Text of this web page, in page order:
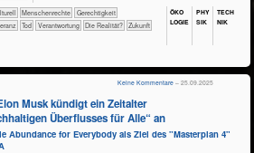
​​​​​​​Menschenrechte
​​​​Gerechtigkeit
​​Tod ​​Verantwortung ​Die Realität?
​Zukunft
ÖKO​
LOGIE
PHY​
SIK
TECH​
NIK
Musk kündigt ein Zeitalter
Überflusses für Alle“ an
Abundance for Everybody als Ziel des "Masterplan 4"
Keine Kommentare – 25.09.2025